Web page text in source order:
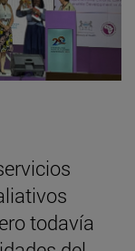
todavía